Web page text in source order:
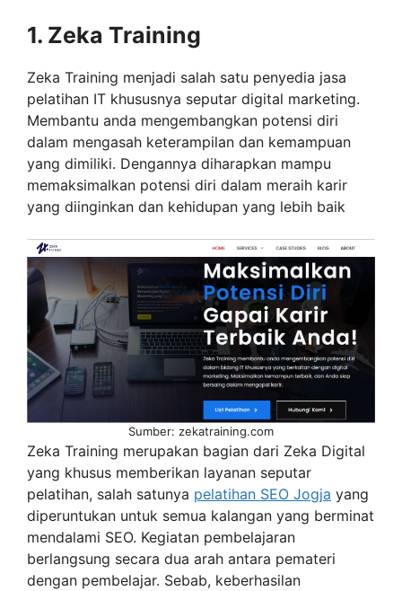
1. Zeka Training
Zeka Training menjadi salah satu penyedia jasa
pelatihan IT khususnya seputar digital marketing.
Membantu anda mengembangkan potensi diri
dalam mengasah keterampilan dan kemampuan
yang dimiliki. Dengannya diharapkan mampu
memaksimalkan potensi diri dalam meraih karir
yang diinginkan dan kehidupan yang lebih baik
Sumber: zekatraining.com
Zeka Training merupakan bagian dari Zeka Digital
yang khusus memberikan layanan seputar
pelatihan, salah satunya pelatihan SEO Jogja yang
diperuntukan untuk semua kalangan yang berminat
mendalami SEO. Kegiatan pembelajaran
berlangsung secara dua arah antara pemateri
dengan pembelajar. Sebab, keberhasilan